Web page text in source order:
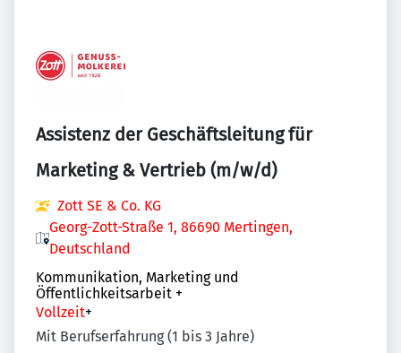
Assistenz der Geschäftsleitung für
Marketing & Vertrieb (m/w/d)
Zott SE & Co. KG
Georg-Zott-Straße 1, 86690 Mertingen,
Deutschland
Kommunikation, Marketing und
Öffentlichkeitsarbeit +
Vollzeit+
Mit Berufserfahrung (1 bis 3 Jahre)